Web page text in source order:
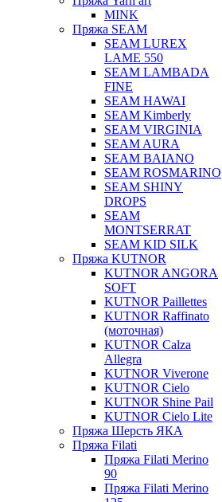
MINK
Пряжа SEAM
SEAM LUREX
LAME 550
SEAM LAMBADA
FINE
SEAM HAWAI
SEAM Kimberly
SEAM VIRGINIA
SEAM AURA
SEAM BAIANO
SEAM ROSMARINO
SEAM SHINY
DROPS
SEAM
MONTSERRAT
SEAM KID SILK
Пряжа KUTNOR
KUTNOR ANGORA
SOFT
KUTNOR Paillettes
KUTNOR Raffinato
(моточная)
KUTNOR Calza
Allegra
KUTNOR Viverone
KUTNOR Cielo
KUTNOR Shine Pail
KUTNOR Cielo Lite
Пряжа Шерсть ЯКА
Пряжа Filati
Пряжа Filati Merino
90
Пряжа Filati Merino